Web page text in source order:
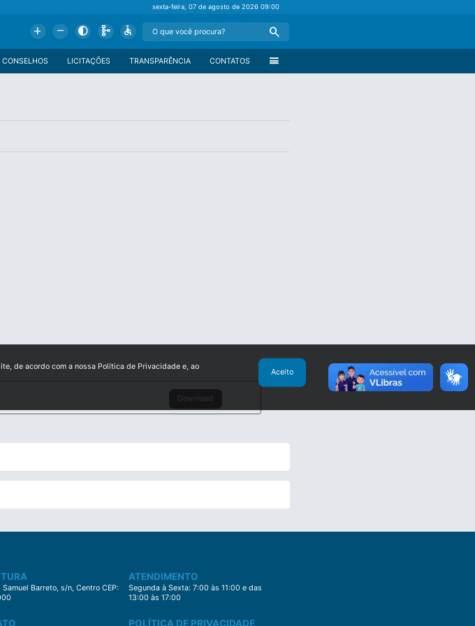
sexta-feira, 07 de agosto de 202609:00
Add Remove Contrast Schema Accessible Search
menu
CONTATOS
TRANSPARÊNCIA
LICITAÇÕES
CONSELHOS
Download
Samuel Barreto, s/n, Centro CEP:
ATENDIMENTO
Segunda à Sexta: 7:00 às 11:00 e das
13:00 às 17:00
POLÍTICA DE PRIVACIDADE
de acordo com a nossa Política de Privacidade e, ao
Aceito